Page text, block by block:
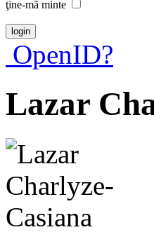
ţine-mã minte
OpenID?
Lazar